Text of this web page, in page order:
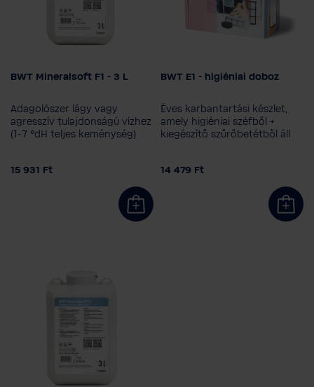
Kiszerelés mérete
BWT Mineralsoft F1 - 3 L
Adagolószer lágy vagy
agresszív tulajdonságú vízhez
(1-7 °dH teljes keménység)
15 931 Ft
BWT E1 - higiéniai doboz
Éves karbantartási készlet,
amely higiéniai széfből +
kiegészítő szűrőbetétből áll
14 479 Ft